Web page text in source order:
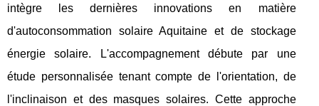
intègre les dernières innovations en matière
d'autoconsommation solaire Aquitaine et de stockage
énergie solaire. L'accompagnement débute par une
étude personnalisée tenant compte de l'orientation, de
l'inclinaison et des masques solaires. Cette approche